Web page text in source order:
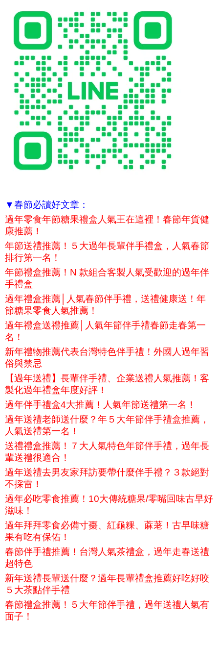
▼春節必讀好文章：
過年零食年節糖果禮盒人氣王在這裡！春節年貨健
康推薦！
年節送禮推薦！５大過年長輩伴手禮盒，人氣春節
排行第一名！
年節禮盒推薦！N 款組合客製人氣受歡迎的過年伴
手禮盒
過年禮盒推薦│人氣春節伴手禮，送禮健康送！年
節糖果零食人氣推薦！
過年禮盒送禮推薦│人氣年節伴手禮春節走春第一
名！
新年禮物推薦代表台灣特色伴手禮！外國人過年習
俗與禁忌
【過年送禮】長輩伴手禮、企業送禮人氣推薦！客
製化過年禮盒年度好評！
過年伴手禮盒4大推薦！人氣年節送禮第一名！
過年送禮老師送什麼？年５大年節伴手禮盒推薦，
人氣送禮第一名！
送禮禮盒推薦！７大人氣特色年節伴手禮，過年長
輩送禮很適合！
過年送禮去男友家拜訪要帶什麼伴手禮？３款絕對
不採雷！
過年必吃零食推薦！10大傳統糖果/零嘴回味古早好
滋味！
過年拜拜零食必備寸棗、紅龜粿、蔴荖！古早味糖
果有吃有保佑！
春節伴手禮推薦！台灣人氣茶禮盒，過年走春送禮
超特色
新年送禮長輩送什麼？過年長輩禮盒推薦好吃好咬
５大茶點伴手禮
春節禮盒推薦！５大年節伴手禮，過年送禮人氣有
面子！